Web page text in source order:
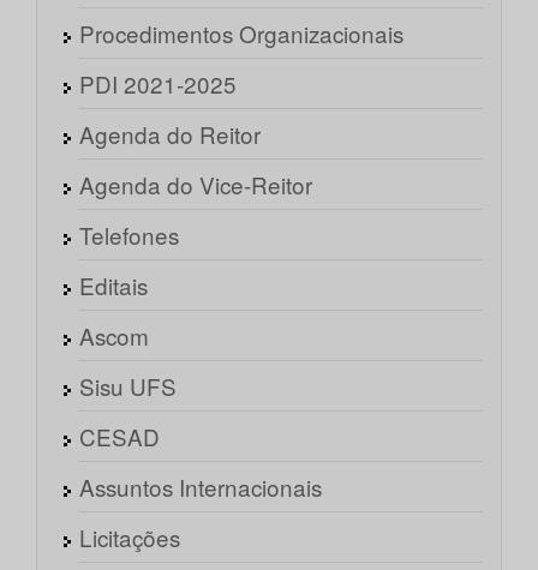
Procedimentos Organizacionais
PDI 2021-2025
Agenda do Reitor
Agenda do Vice-Reitor
Telefones
Editais
Ascom
Sisu UFS
CESAD
Assuntos Internacionais
Licitações